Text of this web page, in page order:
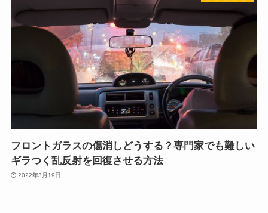
フロントガラスの傷消しどうする？専門家でも難しい
ギラつく乱反射を回復させる方法
2022年3月19日